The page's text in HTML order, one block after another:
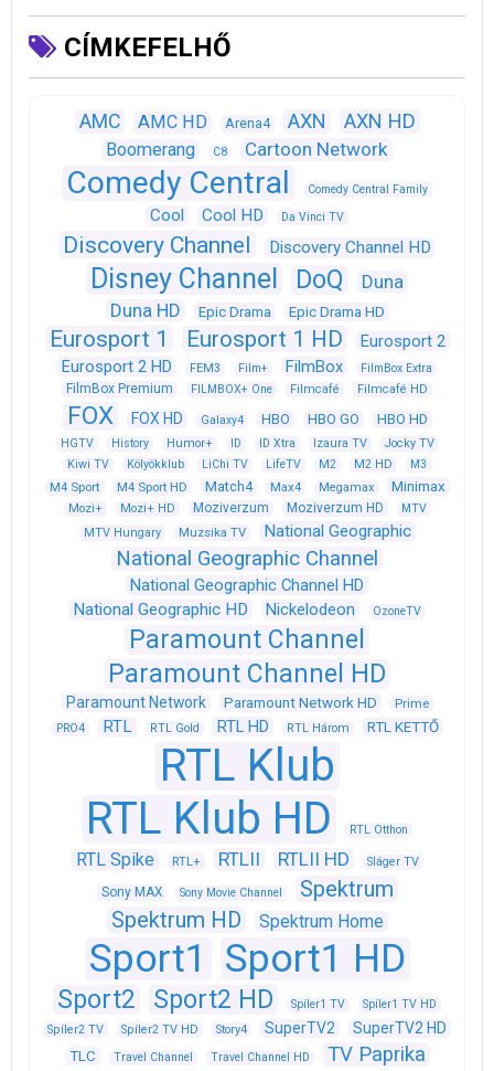
CÍMKEFELHŐ
AMC AMC HD Arena4 AXN AXN HD
Boomerang C8 Cartoon Network
Comedy Central Comedy Central Family
Cool Cool HD Da Vinci TV
Discovery Channel Discovery Channel HD
Disney Channel DoQ
Duna
Duna HD
Epic Drama Epic Drama HD
Eurosport 1 Eurosport 1 HD
Eurosport 2
Eurosport 2 HD
FEM3 Film+ FilmBox FilmBox Extra
FilmBox Premium FILMBOX+ One Filmcafé Filmcafé HD
FOX FOX HD Galaxy4 HBO HBO GO HBO HD
HGTV History Humor+ ID ID Xtra Izaura TV
Jocky TV
Kiwi TV
Kölyökklub LiChi TV LifeTV M2 M2 HD M3
M4 Sport M4 Sport HD Match4 Max4 Megamax Minimax
Mozi+ Mozi+ HD Moziverzum Moziverzum HD
MTV
MTV Hungary
Muzsika TV National Geographic
National Geographic Channel
National Geographic Channel HD
National Geographic HD
Nickelodeon OzoneTV
Paramount Channel
Paramount Channel HD
Paramount Network Paramount Network HD Prime
PRO4 RTL RTL Gold RTL HD RTL Három RTL KETTŐ
RTL Klub
RTL Klub HD
RTL Otthon
RTL Spike RTL+ RTLII RTLII HD Sláger TV
Sony MAX Sony Movie Channel
Spektrum
Spektrum HD
Spektrum Home
Sport1 Sport1 HD
Sport2 Sport2 HD Spíler1 TV
Spíler1 TV HD
Spíler2 TV
Spíler2 TV HD Story4 SuperTV2 SuperTV2 HD
TLC Travel Channel Travel Channel HD TV Paprika